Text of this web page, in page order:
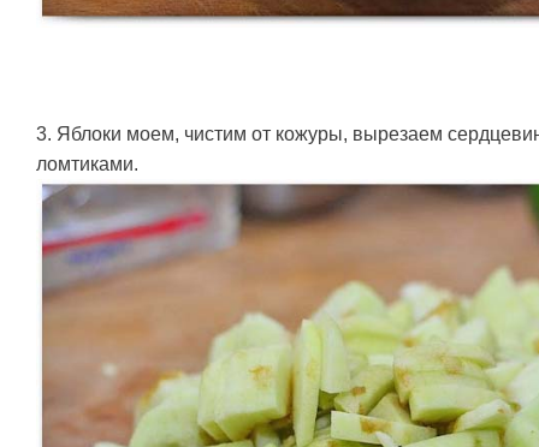
3. Яблоки моем, чистим от кожуры, вырезаем
ломтиками.